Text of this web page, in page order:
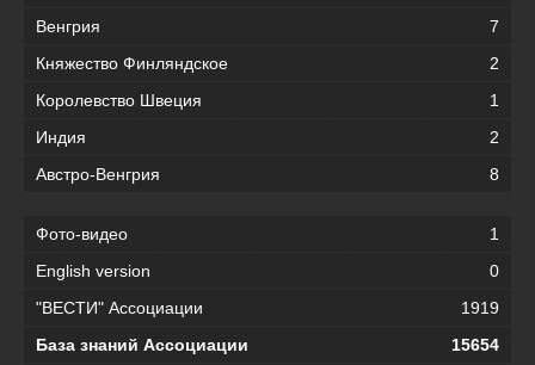
Венгрия
7
Княжество Финляндское
2
Королевство Швеция
1
Индия
2
Австро-Венгрия
8
Фото-видео
1
English version
0
"ВЕСТИ" Ассоциации
1919
База знаний Ассоциации
15654